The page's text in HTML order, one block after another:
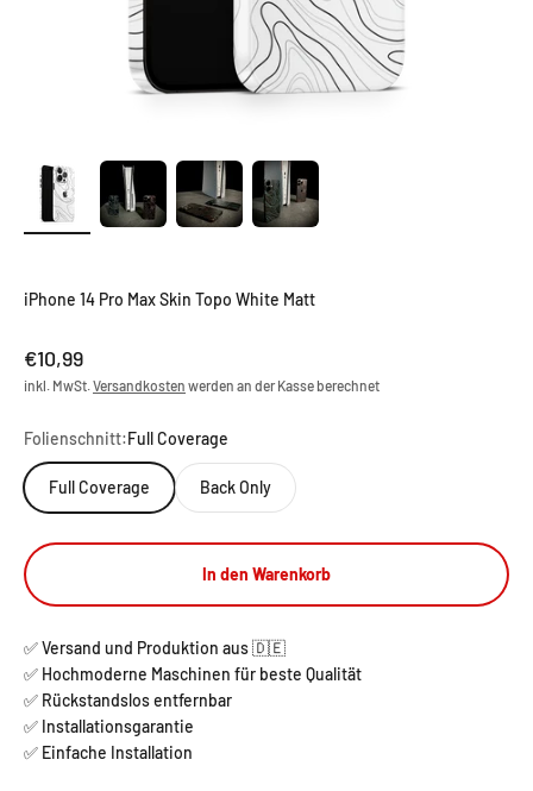
iPhone 14 Pro Max Skin Topo White Matt
Angebot
€10,99
inkl. MwSt.Versandkosten werden an der Kasse berechnet
Folienschnitt:Full Coverage
Full Coverage Back Only
In den Warenkorb
✅ Versand und Produktion aus 🇩🇪
✅ Hochmoderne Maschinen für beste Qualität
✅ Rückstandslos entfernbar
✅ Installationsgarantie
✅ Einfache Installation